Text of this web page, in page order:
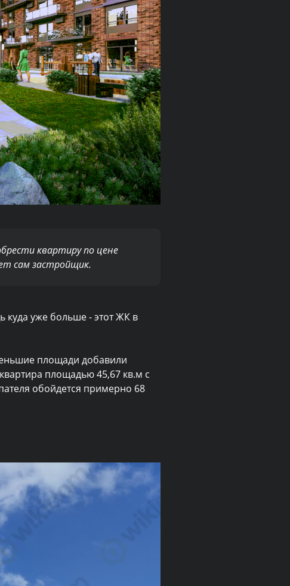
квартиру по цене
сам застройщик.
куда уже больше - этот ЖК в
площади добавили
площадью 45,67 кв.м с
обойдется примерно 68